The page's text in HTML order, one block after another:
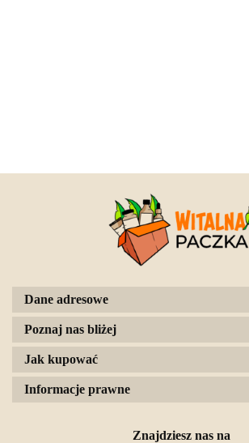
Dane adresowe
Poznaj nas bliżej
Jak kupować
Informacje prawne
Znajdziesz nas na